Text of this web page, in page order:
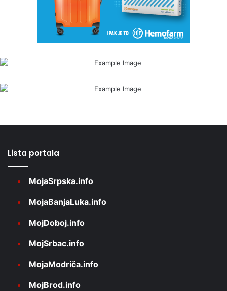
Lista portala
MojaSrpska.info
MojaBanjaLuka.info
MojDoboj.info
MojSrbac.info
MojaModriča.info
MojBrod.info